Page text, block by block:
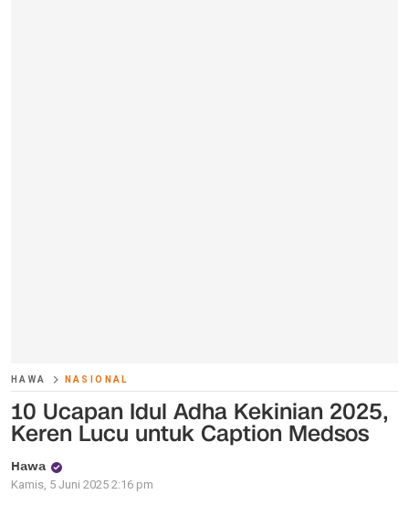
HAWA NASIONAL
10 Ucapan Idul Adha Kekinian 2025,
Keren Lucu untuk Caption Medsos
Hawa
Kamis, 5 Juni 2025 2:16 pm